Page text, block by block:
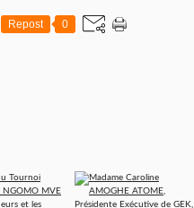
Repost 0